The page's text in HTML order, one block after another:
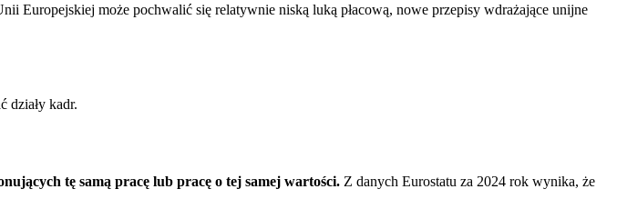
Europejskiej może pochwalić się relatywnie niską luką płacową, nowe przepisy wdrażające unijne
działy kadr.
tę samą pracę lub pracę o tej samej wartości. Z danych Eurostatu za 2024 rok wynika, że